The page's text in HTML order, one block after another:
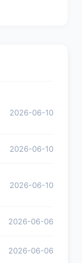
2026-06-10
2026-06-10
2026-06-10
2026-06-06
2026-06-06